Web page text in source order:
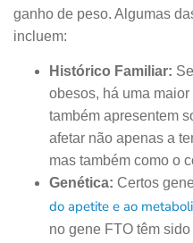
ganho de peso. Algumas
incluem:
Histórico Familiar:
obesos, há uma
também apresentem
afetar não apenas a
mas também como o
Genética: Certos
do apetite e ao
no gene FTO têm